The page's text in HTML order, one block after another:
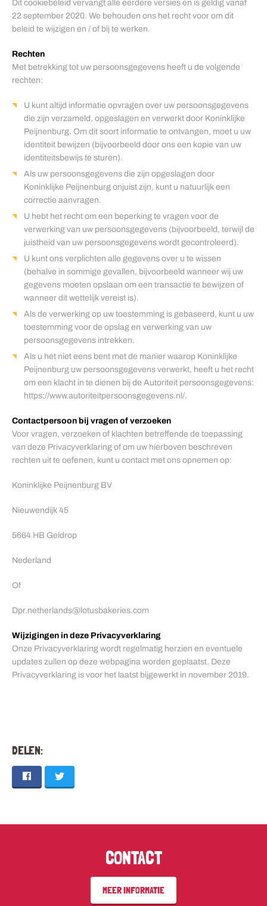
Dit cookiebeleid vervangt alle eerdere versies en is geldig vanaf
22 september 2020. We behouden ons het recht voor om dit
beleid te wijzigen en / of bij te werken.
Rechten
Met betrekking tot uw persoonsgegevens heeft u de volgende
rechten:
U kunt altijd informatie opvragen over uw persoonsgegevens
die zijn verzameld, opgeslagen en verwerkt door Koninklijke
Peijnenburg. Om dit soort informatie te ontvangen, moet u uw
identiteit bewijzen (bijvoorbeeld door ons een kopie van uw
identiteitsbewijs te sturen).
Als uw persoonsgegevens die zijn opgeslagen door
Koninklijke Peijnenburg onjuist zijn, kunt u natuurlijk een
correctie aanvragen.
U hebt het recht om een ​​beperking te vragen voor de
verwerking van uw persoonsgegevens (bijvoorbeeld, terwijl de
juistheid van uw persoonsgegevens wordt gecontroleerd).
U kunt ons verplichten alle gegevens over u te wissen
(behalve in sommige gevallen, bijvoorbeeld wanneer wij uw
gegevens moeten opslaan om een ​​transactie te bewijzen of
wanneer dit wettelijk vereist is).
Als de verwerking op uw toestemming is gebaseerd, kunt u uw
toestemming voor de opslag en verwerking van uw
persoonsgegevens intrekken.
Als u het niet eens bent met de manier waarop Koninklijke
Peijnenburg uw persoonsgegevens verwerkt, heeft u het recht
om een ​​klacht in te dienen bij de Autoriteit persoonsgegevens:
https://www.autoriteitpersoonsgegevens.nl/.
Contactpersoon bij vragen of verzoeken
Voor vragen, verzoeken of klachten betreffende de toepassing
van deze Privacyverklaring of om uw hierboven beschreven
rechten uit te oefenen, kunt u contact met ons opnemen op:
Koninklijke Peijnenburg BV
Nieuwendijk 45
5664 HB Geldrop
Nederland
Of
Dpr.netherlands@lotusbakeries.com
Wijzigingen in deze Privacyverklaring
Onze Privacyverklaring wordt regelmatig herzien en eventuele
updates zullen op deze webpagina worden geplaatst. Deze
Privacyverklaring is voor het laatst bijgewerkt in november 2019.
DELEN:
CONTACT
MEER INFORMATIE